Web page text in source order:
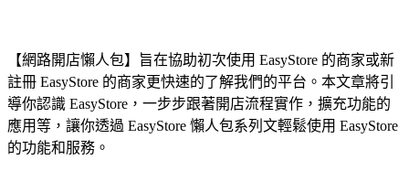
【網路開店懶人包】旨在協助初次使用 EasyStore 的商家或新
註冊 EasyStore 的商家更快速的了解我們的平台。本文章將引
導你認識 EasyStore，一步步跟著開店流程實作，擴充功能的
應用等，讓你透過 EasyStore 懶人包系列文輕鬆使用 EasyStore
的功能和服務。